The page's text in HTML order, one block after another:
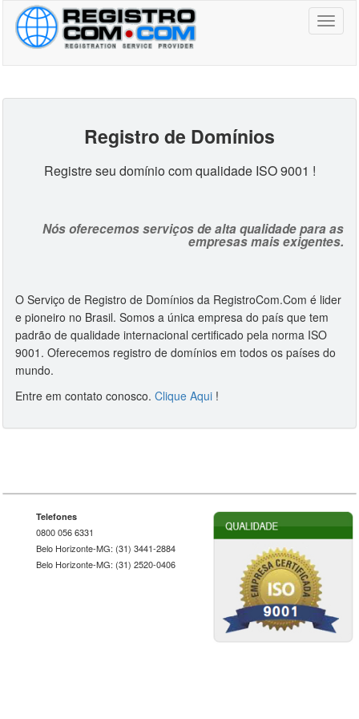
Toggle
Registro de Domínios
Registre seu domínio com qualidade ISO 9001 !
Nós oferecemos serviços de alta qualidade para as
empresas mais exigentes.
O Serviço de Registro de Domínios da RegistroCom.Com é lider
e pioneiro no Brasil. Somos a única empresa do país que tem
padrão de qualidade internacional certificado pela norma ISO
9001. Oferecemos registro de domínios em todos os países do
mundo.
Entre em contato conosco. Clique Aqui !
Telefones
0800 056 6331
Belo Horizonte-MG: (31) 3441-2884
Belo Horizonte-MG: (31) 2520-0406